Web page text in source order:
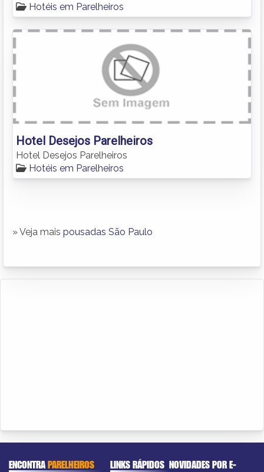
Hotéis em Parelheiros
Hotel Desejos Parelheiros
Hotel Desejos Parelheiros
Hotéis em Parelheiros
» Veja mais pousadas São Paulo
ENCONTRAPARELHEIROS LINKS RÁPIDOS NOVIDADES POR E-